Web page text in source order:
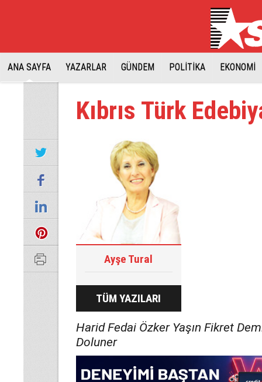
ANA SAYFA YAZARLAR GÜNDEM POLİTİKA EKONOMİ
Kıbrıs Türk
Ayşe Tural
TÜM YAZILARI
Harid Fedai Özker Yaşın Fikret
Doluner